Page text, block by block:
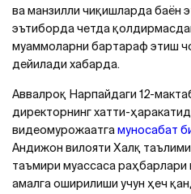
ва манзилли чиқишларда баён
эътиборда четда
муаммоларни бартараф этиш
дейилади хабарда.
Аввалроқ Нарпайдаги 12-
директорнинг хатти-
видеомурожаатгамуносабат
Aндижон вилояти Халқ
таъмири муассаса раҳбарлари
амалга оширилиши учун ҳеч